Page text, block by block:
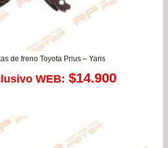
de freno Toyota Prius – Yaris
WEB: $14.900